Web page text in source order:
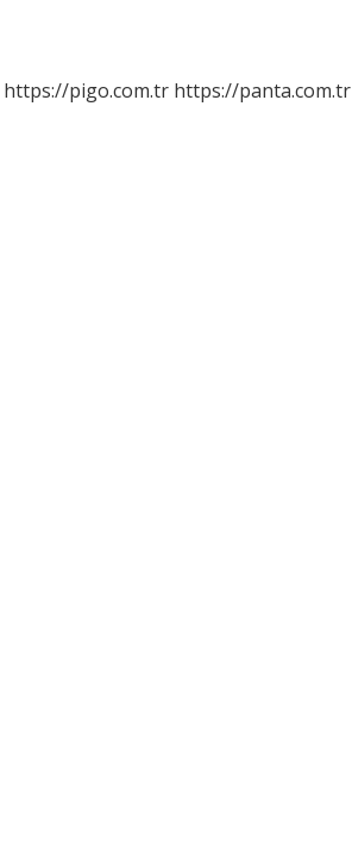
https://pigo.com.tr https://panta.com.tr